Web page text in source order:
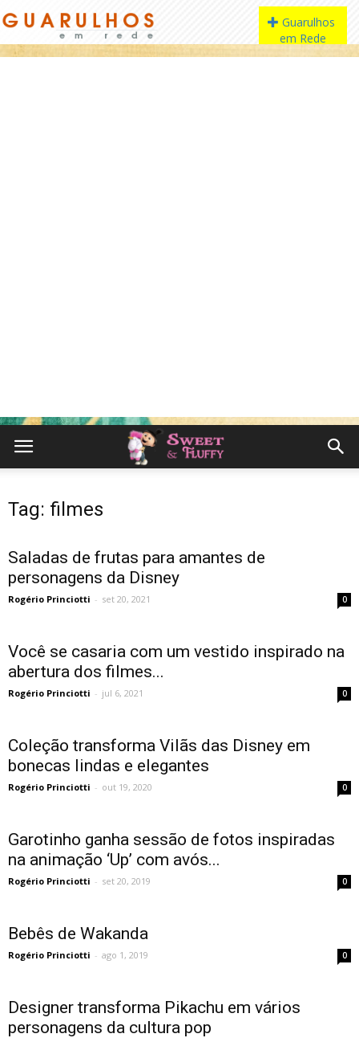
Tag: filmes
Saladas de frutas para amantes de
personagens da Disney
Rogério Princiotti - set 20, 2021 0
Você se casaria com um vestido inspirado na
abertura dos filmes...
Rogério Princiotti - jul 6, 2021 0
Coleção transforma Vilãs das Disney em
bonecas lindas e elegantes
Rogério Princiotti - out 19, 2020 0
Garotinho ganha sessão de fotos inspiradas
na animação ‘Up’ com avós...
Rogério Princiotti - set 20, 2019 0
Bebês de Wakanda
Rogério Princiotti - ago 1, 2019 0
Designer transforma Pikachu em vários
personagens da cultura pop